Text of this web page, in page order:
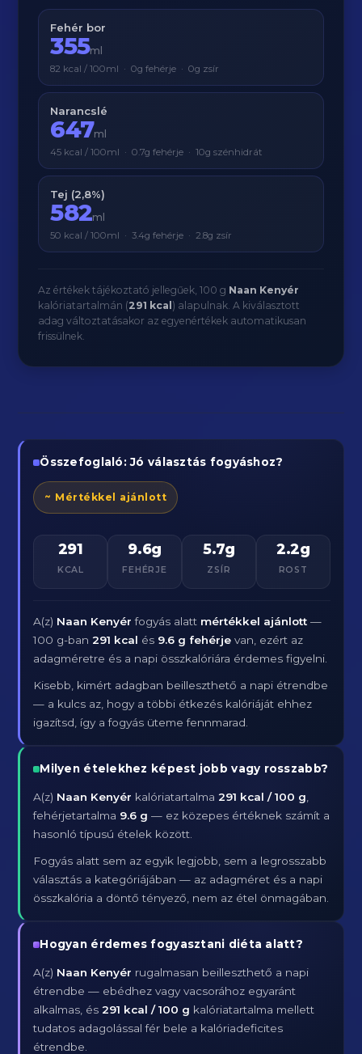
Fehér bor
355ml
82 kcal / 100ml · 0g fehérje · 0g zsír
Narancslé
647ml
45 kcal / 100ml · 0.7g fehérje · 10g szénhidrát
Tej (2,8%)
582ml
50 kcal / 100ml · 3.4g fehérje · 2.8g zsír
Az értékek tájékoztató jellegűek, 100 g Naan Kenyér
kalóriatartalmán (291 kcal ) alapulnak. A kiválasztott
adag változtatásakor az egyenértékek automatikusan
frissülnek.
Összefoglaló: Jó választás fogyáshoz?
~ Mértékkel ajánlott
291
KCAL
9.6g
FEHÉRJE
5.7g
ZSÍR
2.2g
ROST
A(z) Naan Kenyér fogyás alatt mértékkel ajánlott —
100 g-ban291 kcal és 9.6 g fehérje van, ezért az
adagméretre és a napi összkalóriára érdemes figyelni.
Kisebb, kimért adagban beilleszthető a napi étrendbe
— a kulcs az, hogy a többi étkezés kalóriáját ehhez
igazítsd, így a fogyás üteme fennmarad.
Milyen ételekhez képest jobb vagy rosszabb?
A(z) Naan Kenyér kalóriatartalma291 kcal / 100 g
fehérjetartalma 9.6 g — ez közepes értéknek számít a
hasonló típusú ételek között.
Fogyás alatt sem az egyik legjobb, sem a legrosszabb
választás a kategóriájában — az adagméret és a napi
összkalória a döntő tényező, nem az étel önmagában.
Hogyan érdemes fogyasztani diéta alatt?
A(z) Naan Kenyér rugalmasan beilleszthető a napi
étrendbe — ebédhez vagy vacsorához egyaránt
alkalmas, és291 kcal / 100 g kalóriatartalma mellett
tudatos adagolással fér bele a kalóriadeficites
étrendbe.